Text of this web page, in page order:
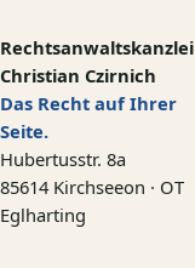
Rechtsanwaltskanzlei
Christian Czirnich
Das Recht auf Ihrer
Seite.
Hubertusstr. 8a
85614 Kirchseeon · OT
Eglharting